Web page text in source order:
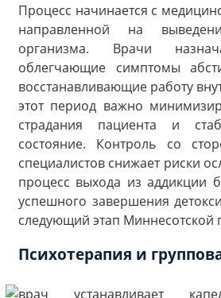
Процесс начинается с
направленной на
организма. Врачи
облегчающие симптомы
восстанавливающие работу
этот период важно
страдания пациента и
состояние. Контроль со
специалистов снижает риски
процесс выхода из аддикции
успешного завершения
следующий этап
Психотерапия и